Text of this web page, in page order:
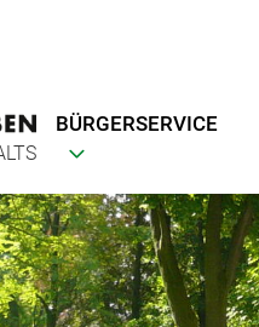
BÜRGERSERVICE